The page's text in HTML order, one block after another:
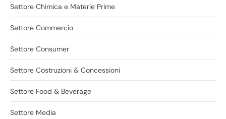
Settore Chimica e Materie Prime
Settore Commercio
Settore Consumer
Settore Costruzioni & Concessioni
Settore Food & Beverage
Settore Media